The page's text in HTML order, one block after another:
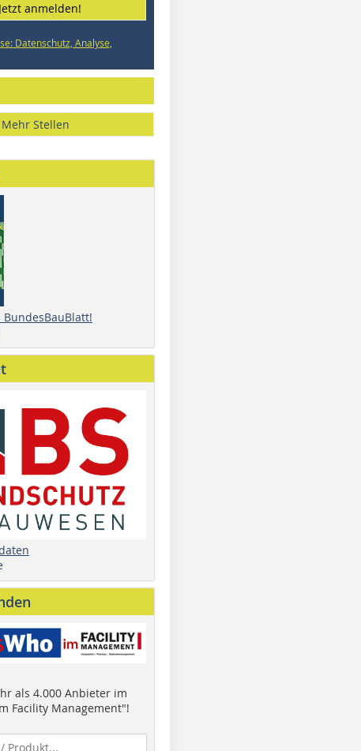
anmelden!
Datenschutz, Analyse,
Mehr Stellen
BundesBauBlatt!
als 4.000 Anbieter im
Facility Management"!